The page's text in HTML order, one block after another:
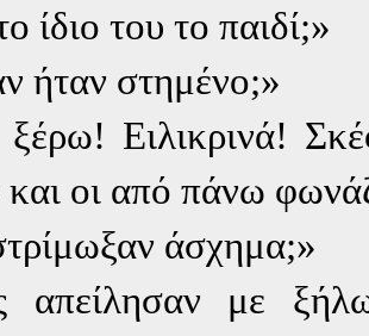
ίδιο του το παιδί;»
ήταν στημένο;»
Ειλικρινά!
και οι από πάνω
άσχημα;»
απείλησαν με